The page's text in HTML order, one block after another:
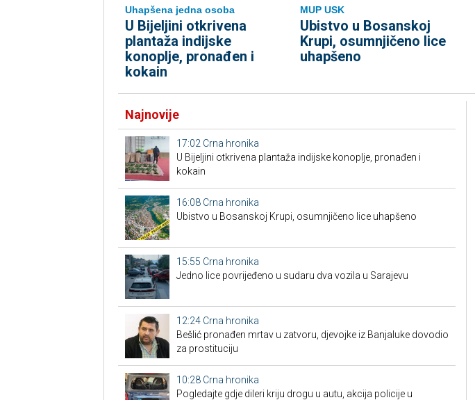
Uhapšena jedna osoba
​U Bijeljini otkrivena
plantaža indijske
konoplje, pronađen i
kokain
MUP USK
Ubistvo u Bosanskoj
Krupi, osumnjičeno lice
uhapšeno
Najnovije
17:02 Crna hronika
​U Bijeljini otkrivena plantaža indijske konoplje, pronađen i
kokain
16:08 Crna hronika
Ubistvo u Bosanskoj Krupi, osumnjičeno lice uhapšeno
15:55 Crna hronika
Јedno lice povrijeđeno u sudaru dva vozila u Sarajevu
12:24 Crna hronika
Bešlić pronađen mrtav u zatvoru, djevojke iz Banjaluke dovodio
za prostituciju
10:28 Crna hronika
Pogledajte gdje dileri kriju drogu u autu, akcija policije u